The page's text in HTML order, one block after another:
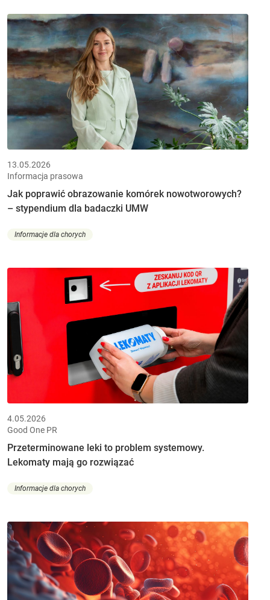
13.05.2026
Informacja prasowa
Jak poprawić obrazowanie komórek nowotworowych?
– stypendium dla badaczki UMW
Informacje dla chorych
4.05.2026
Good One PR
Przeterminowane leki to problem systemowy.
Lekomaty mają go rozwiązać
Informacje dla chorych